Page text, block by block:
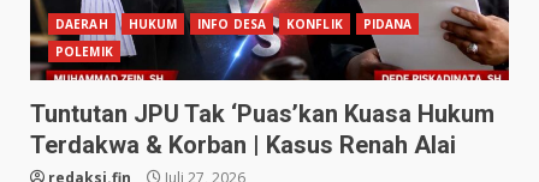
DAERAH HUKUM INFO DESA KONFLIK
PIDANA
POLEMIK
Tuntutan JPU Tak ‘Puas’kan Kuasa Hukum
Terdakwa & Korban | Kasus Renah Alai
redaksi.fin Juli 27, 2026